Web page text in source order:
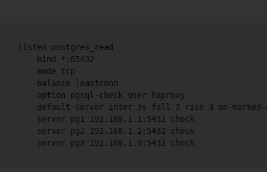
listen postgres_read
    bind *:65432
    mode tcp
    balance leastconn
    option pgsql-check user haproxy
default-server inter 3s fall 3 rise 3 on-
    server pg1 192.168.1.1:5432 check
    server pg2 192.168.1.2:5432 check
    server pg3 192.168.1.3:5432 check